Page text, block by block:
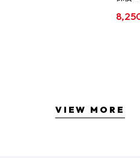
クリ
VIEW MORE